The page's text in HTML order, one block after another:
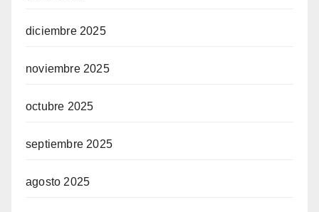
diciembre 2025
noviembre 2025
octubre 2025
septiembre 2025
agosto 2025